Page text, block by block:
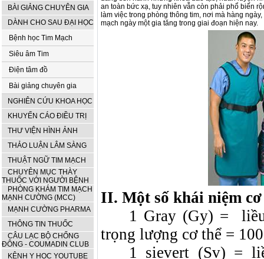
BÀI GIẢNG CHUYÊN GIA
DÀNH CHO SAU ĐẠI HỌC
Bệnh học Tim Mạch
Siêu âm Tim
Điện tâm đồ
Bài giảng chuyên gia
NGHIÊN CỨU KHOA HỌC
KHUYẾN CÁO ĐIỀU TRỊ
THƯ VIỆN HÌNH ẢNH
THẢO LUẬN LÂM SÀNG
THUẬT NGỮ TIM MẠCH
CHUYÊN MỤC THÀY
THUỐC VỚI NGƯỜI BỆNH
PHÒNG KHÁM TIM MẠCH
MẠNH CƯỜNG (MCC)
MẠNH CƯỜNG PHARMA
THÔNG TIN THUỐC
CÂU LẠC BỘ CHỐNG
ĐÔNG - COUMADIN CLUB
KÊNH Y HỌC YOUTUBE
an toàn bức xạ, tuy nhiên vẫn còn phải phổ biến
làm việc trong phòng thông tim, nơi mà hàng
mạch ngày một gia tăng trong giai đoạn hiện nay.
II. Một số khái niệm
1 Gray (Gy) =
trọng lượng cơ thể =
1 sievert (Sv) =